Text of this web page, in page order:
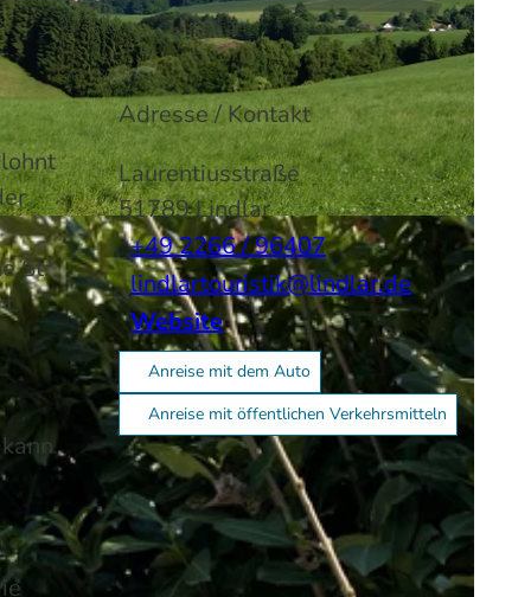
St.
Adresse / Kontakt
Laurentiusstraße
51789Lindlar
+49 2266 / 96407
lindlartouristik@lindlar.de
Website
Anreise mit dem Auto
Anreise mit öffentlichen Verkehrsmitteln